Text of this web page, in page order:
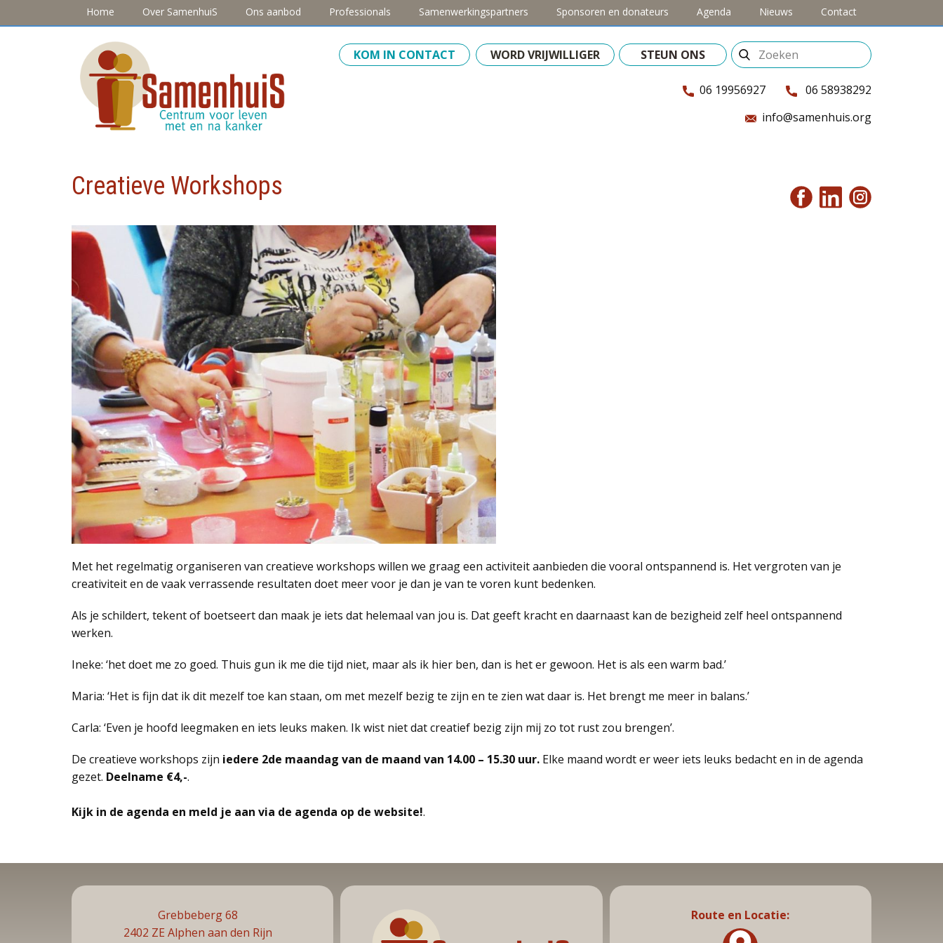
Home Over SamenhuiS Ons aanbod Professionals Samenwerkingspartners Sponsoren en donateurs Agenda Nieuws Contact
06 19956927
info@samenhuis.org
06 58938292
STEUN ONS
WORD VRIJWILLIGER
KOM IN CONTACT
Creatieve Workshops
Met het regelmatig organiseren van creatieve workshops willen we graag een activiteit aanbieden die vooral ontspannend is. Het vergroten van je
creativiteit en de vaak verrassende resultaten doet meer voor je dan je van te voren kunt bedenken.
Als je schildert, tekent of boetseert dan maak je iets dat helemaal van jou is. Dat geeft kracht en daarnaast kan de bezigheid zelf heel ontspannend
werken.
Ineke: ‘het doet me zo goed. Thuis gun ik me die tijd niet, maar als ik hier ben, dan is het er gewoon. Het is als een warm bad.’
Maria: ‘Het is fijn dat ik dit mezelf toe kan staan, om met mezelf bezig te zijn en te zien wat daar is. Het brengt me meer in balans.’
Carla: ‘Even je hoofd leegmaken en iets leuks maken. Ik wist niet dat creatief bezig zijn mij zo tot rust zou brengen’.
De creatieve workshops zijn iedere 2de maandag van de maand van 14.00 – 15.30 uur. Elke maand wordt er weer iets leuks bedacht en in de agenda
gezet. Deelname €4,-.
Kijk in de agenda en meld je aan via de agenda op de website!.
Grebbeberg 68
2402 ZE Alphen aan den Rijn
Route en Locatie: